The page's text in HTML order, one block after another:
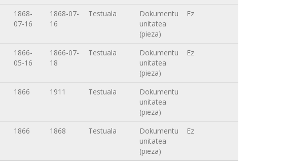
1868-
07-16
1868-07-
16
Testuala
Dokumentu
unitatea
(pieza)
Ez
1866-
05-16
1866-07-
18
Testuala
Dokumentu
unitatea
(pieza)
Ez
1866 1911 Testuala
Dokumentu
unitatea
(pieza)
1866 1868 Testuala
Dokumentu
unitatea
(pieza)
Ez